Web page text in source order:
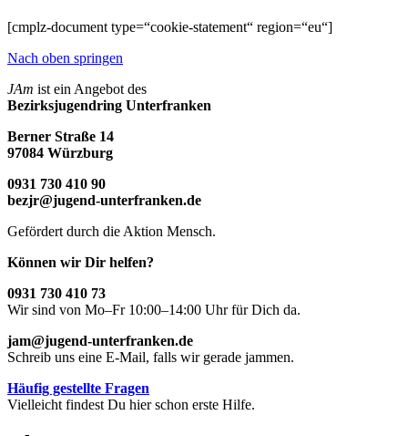
[cmplz-document type=“cookie-statement“ region=“eu“]
Nach oben springen
JAm ist ein Angebot des
Bezirksjugendring Unterfranken
Berner Straße 14
97084 Würzburg
0931 730 410 90
bezjr@jugend-unterfranken.de
Gefördert durch die Aktion Mensch.
Können wir Dir helfen?
0931 730 410 73
Wir sind von Mo–Fr 10:00–14:00 Uhr für Dich da.
jam@jugend-unterfranken.de
Schreib uns eine E-Mail, falls wir gerade jammen.
Häufig gestellte Fragen
Vielleicht findest Du hier schon erste Hilfe.